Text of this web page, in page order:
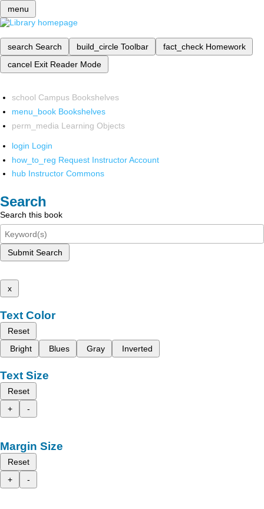
menu
search Search build_circle Toolbar fact_check Homework
cancel Exit Reader Mode
school Campus Bookshelves
menu_book Bookshelves
perm_media Learning Objects
login Login
how_to_reg Request Instructor Account
hub Instructor Commons
Search
Search this book
Submit Search
x
Text Color
Reset
Bright
Blues Gray Inverted
Text Size
Reset
+
-
Margin Size
Reset
+
-